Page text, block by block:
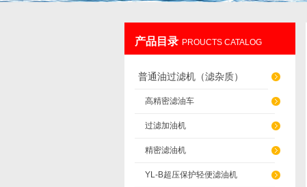
产品目录 PROUCTS CATALOG
普通油过滤机（滤杂质）
高精密滤油车
过滤加油机
精密滤油机
YL-B超压保护轻便滤油机